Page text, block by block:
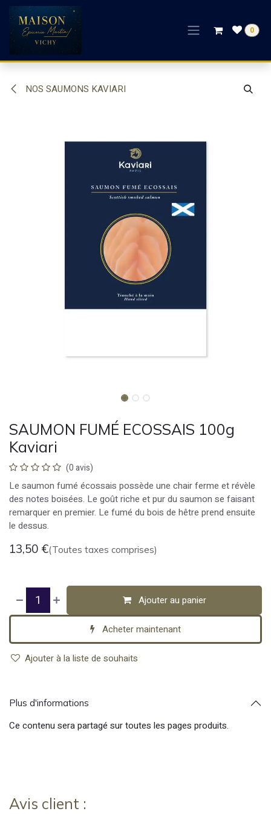
Se rendre au contenu
0
NOS SAUMONS KAVIARI
SAUMON FUMÉ ECOSSAIS 100g
Kaviari
(0 avis)
Le saumon fumé écossais possède une chair ferme et révèle
des notes boisées. Le goût riche et pur du saumon se faisant
remarquer en premier. Le fumé du bois de hêtre prend ensuite
le dessus.
13,50 €(Toutes taxes comprises)
Ajouter au panier
Acheter maintenant
Ajouter à la liste de souhaits
Plus d'informations
Ce contenu sera partagé sur toutes les pages produits.
Avis client :